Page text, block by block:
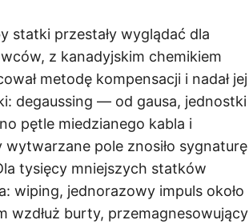
statki przestały wyglądać dla
z kanadyjskim chemikiem
metodę kompensacji i nadał jej
degaussing — od gausa, jednostki
pętle miedzianego kabla i
pole znosiło sygnaturę
tysięcy mniejszych statków
wiping, jednorazowy impuls około
wzdłuż burty, przemagnesowujący